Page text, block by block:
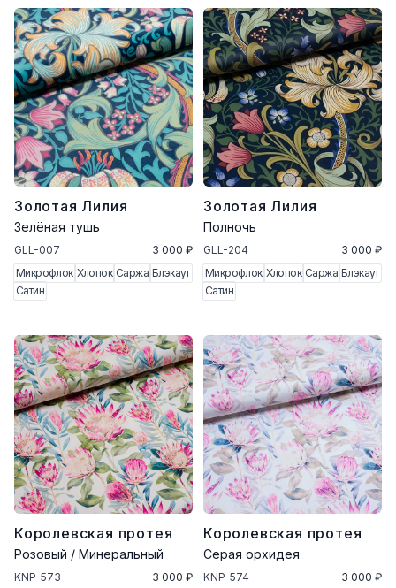
Золотая Лилия
Зелёная тушь
GLL-007
3 000 ₽
Микрофлок Хлопок Саржа Блэкаут
Сатин
Золотая Лилия
Полночь
GLL-204
3 000 ₽
Микрофлок Хлопок Саржа Блэкаут
Сатин
Королевская протея
Розовый / Минеральный
KNP-573
3 000 ₽
Королевская протея
Серая орхидея
KNP-574
3 000 ₽